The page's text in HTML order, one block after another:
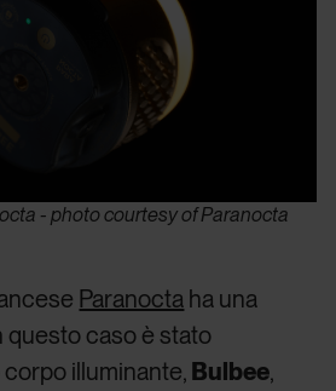
- photo courtesy of Paranocta
Paranocta ha una
questo caso è stato
illuminante, Bulbee,